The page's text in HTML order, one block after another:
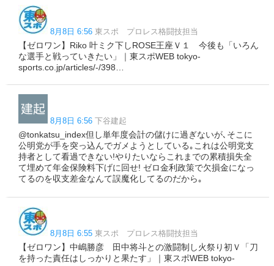
8月8日 6:56 東スポ プロレス格闘技担当
【ゼロワン】Riko 叶ミク下しROSE王座Ｖ１ 今後も「いろん
な選手と戦っていきたい」｜東スポWEB tokyo-
sports.co.jp/articles/-/398…
8月8日 6:56 下谷建起
@tonkatsu_index但し単年度会計の儲けに過ぎないが､そこに
公明党が手を突っ込んでガメようとしている｡これは公明党支
持者として看過できない!やりたいならこれまでの累積損失全
て埋めて年金保険料下げに回せ! ゼロ金利政策で欠損金になっ
てるのを収支差金なんて誤魔化してるのだから｡
8月8日 6:55 東スポ プロレス格闘技担当
【ゼロワン】中嶋勝彦 田中将斗との激闘制し火祭り初Ｖ「刀
を持った責任はしっかりと果たす」｜東スポWEB tokyo-